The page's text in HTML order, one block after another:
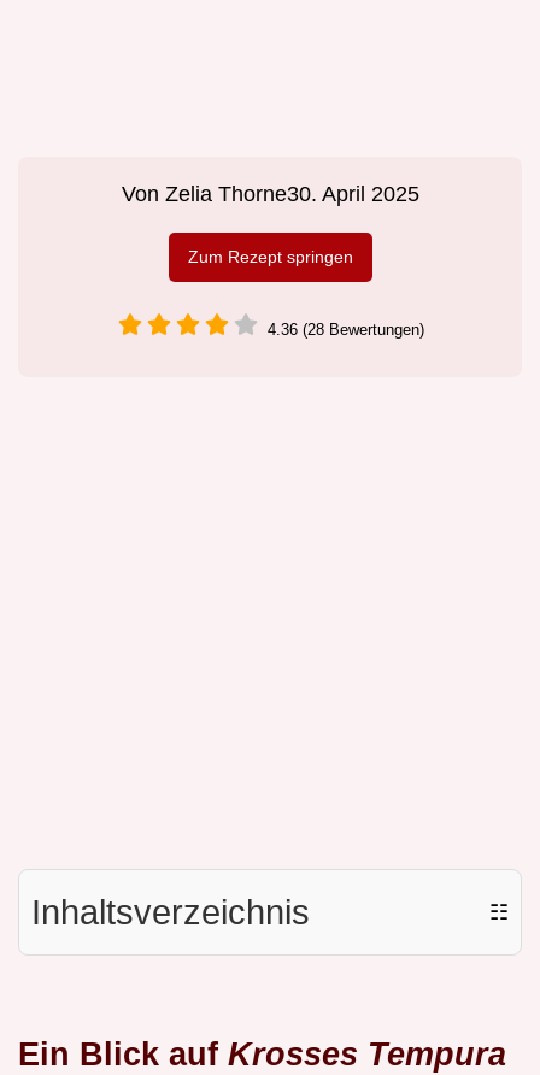
Von Zelia Thorne30. April 2025
Zum Rezept springen
4.36 (28 Bewertungen)
Inhaltsverzeichnis ☷
Ein Blick auf Krosses Tempura